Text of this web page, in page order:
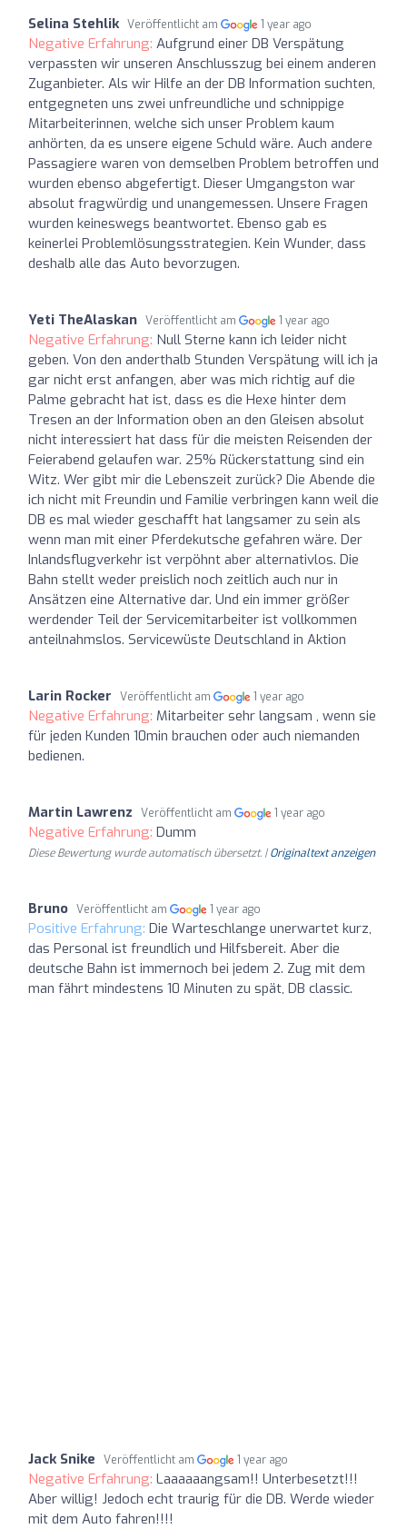
Selina Stehlik Veröffentlicht am 1 year ago
Negative Erfahrung: Aufgrund einer DB Verspätung
verpassten wir unseren Anschlusszug bei einem anderen
Zuganbieter. Als wir Hilfe an der DB Information suchten,
entgegneten uns zwei unfreundliche und schnippige
Mitarbeiterinnen, welche sich unser Problem kaum
anhörten, da es unsere eigene Schuld wäre. Auch andere
Passagiere waren von demselben Problem betroffen und
wurden ebenso abgefertigt. Dieser Umgangston war
absolut fragwürdig und unangemessen. Unsere Fragen
wurden keineswegs beantwortet. Ebenso gab es
keinerlei Problemlösungsstrategien. Kein Wunder, dass
deshalb alle das Auto bevorzugen.
Yeti TheAlaskan Veröffentlicht am 1 year ago
Negative Erfahrung: Null Sterne kann ich leider nicht
geben. Von den anderthalb Stunden Verspätung will ich ja
gar nicht erst anfangen, aber was mich richtig auf die
Palme gebracht hat ist, dass es die Hexe hinter dem
Tresen an der Information oben an den Gleisen absolut
nicht interessiert hat dass für die meisten Reisenden der
Feierabend gelaufen war. 25% Rückerstattung sind ein
Witz. Wer gibt mir die Lebenszeit zurück? Die Abende die
ich nicht mit Freundin und Familie verbringen kann weil die
DB es mal wieder geschafft hat langsamer zu sein als
wenn man mit einer Pferdekutsche gefahren wäre. Der
Inlandsflugverkehr ist verpöhnt aber alternativlos. Die
Bahn stellt weder preislich noch zeitlich auch nur in
Ansätzen eine Alternative dar. Und ein immer größer
werdender Teil der Servicemitarbeiter ist vollkommen
anteilnahmslos. Servicewüste Deutschland in Aktion
Larin Rocker Veröffentlicht am 1 year ago
Negative Erfahrung: Mitarbeiter sehr langsam , wenn sie
für jeden Kunden 10min brauchen oder auch niemanden
bedienen.
Martin Lawrenz Veröffentlicht am 1 year ago
Negative Erfahrung: Dumm
Diese Bewertung wurde automatisch übersetzt. |Originaltext anzeigen
Bruno Veröffentlicht am 1 year ago
Positive Erfahrung: Die Warteschlange unerwartet kurz,
das Personal ist freundlich und Hilfsbereit. Aber die
deutsche Bahn ist immernoch bei jedem 2. Zug mit dem
man fährt mindestens 10 Minuten zu spät, DB classic.
Jack Snike Veröffentlicht am 1 year ago
Negative Erfahrung: Laaaaaangsam!! Unterbesetzt!!!
Aber willig! Jedoch echt traurig für die DB. Werde wieder
mit dem Auto fahren!!!!